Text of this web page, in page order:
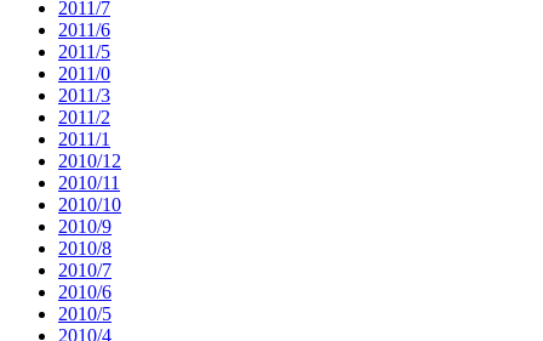
2011/7
2011/6
2011/5
2011/0
2011/3
2011/2
2011/1
2010/12
2010/11
2010/10
2010/9
2010/8
2010/7
2010/6
2010/5
2010/4